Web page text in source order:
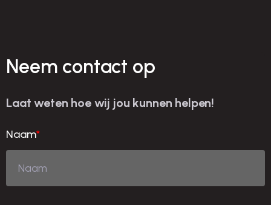
Neem contact op
Laat weten hoe wij jou kunnen helpen!
Naam*